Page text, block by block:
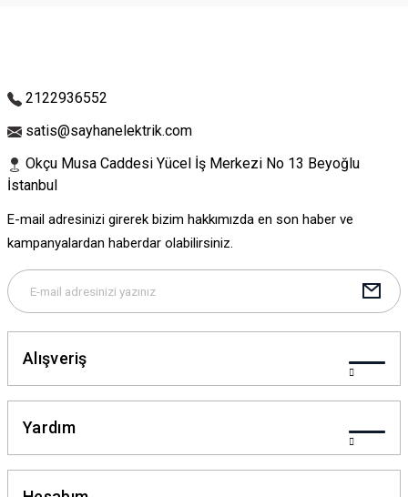
Ürün fiyatı diğer sitelerden daha pahalı.
Gönder
2122936552
satis@sayhanelektrik.com
Okçu Musa Caddesi Yücel İş Merkezi No 13 Beyoğlu
İstanbul
E-mail adresinizi girerek bizim hakkımızda en son haber ve
kampanyalardan haberdar olabilirsiniz.
Alışveriş
Yardım